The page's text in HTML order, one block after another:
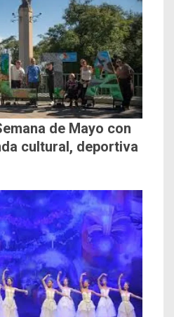
de Mayo con
cultural, deportiva